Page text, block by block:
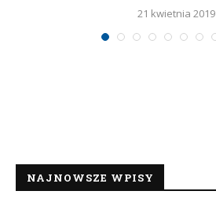
21 kwietnia 2019
NAJNOWSZE WPISY